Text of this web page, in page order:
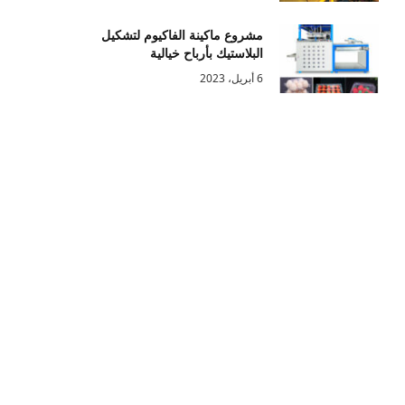
مشروع ماكينة الفاكيوم لتشكيل
البلاستيك بأرباح خيالية
6 أبريل، 2023